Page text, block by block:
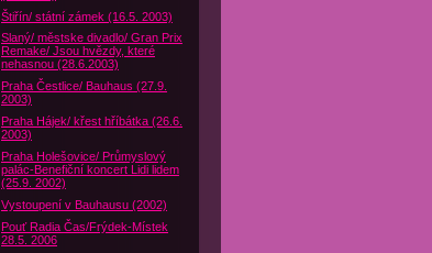
Štiřín/ státní zámek (16.5. 2003)
Slaný/ městske divadlo/ Gran Prix
Remake/ Jsou hvězdy, které
nehasnou (28.6.2003)
Praha Čestlice/ Bauhaus (27.9.
2003)
Praha Hájek/ křest hříbátka (26.6.
2003)
Praha Holešovice/ Průmyslový
palác-Benefiční koncert Lidi lidem
(25.9. 2002)
Vystoupení v Bauhausu (2002)
Pouť Radia Čas/Frýdek-Místek
28.5. 2006